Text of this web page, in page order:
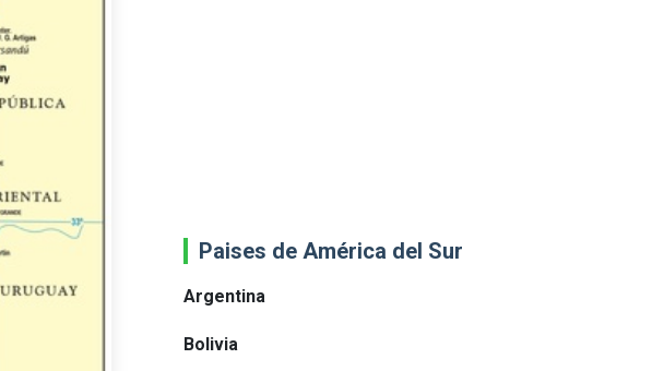
Paises de América del Sur
Argentina
Bolivia